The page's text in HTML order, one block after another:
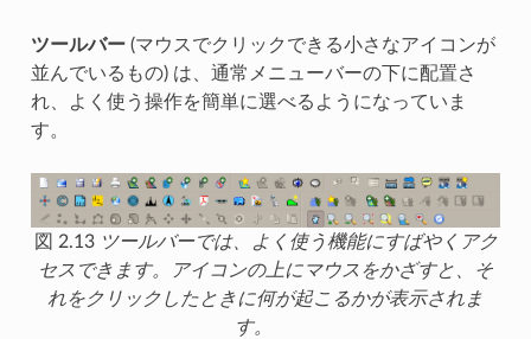
ツールバー(マウスでクリックできる小さなアイコンが
並んでいるもの) は、通常メニューバーの下に配置さ
れ、よく使う操作を簡単に選べるようになっていま
す。
図 2.13 ツールバーでは、よく使う機能にすばやくアク
セスできます。アイコンの上にマウスをかざすと、そ
れをクリックしたときに何が起こるかが表示されま
す。